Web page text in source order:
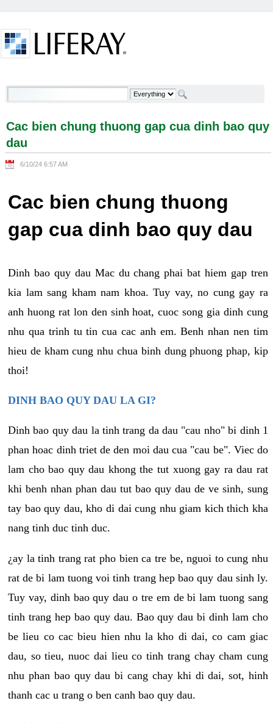
Cac bien chung thuong gap cua dinh bao quy dau -
Cac bien chung thuong gap cua dinh bao quy
dau
6/10/24 6:57 AM
Cac bien chung thuong
gap cua dinh bao quy dau
Dinh bao quy dau Mac du chang phai bat hiem gap tren
kia lam sang kham nam khoa. Tuy vay, no cung gay ra
anh huong rat lon den sinh hoat, cuoc song gia dinh cung
nhu qua trinh tu tin cua cac anh em. Benh nhan nen tim
hieu de kham cung nhu chua binh dung phuong phap, kip
thoi!
DINH BAO QUY DAU LA GI?
Dinh bao quy dau la tinh trang da dau "cau nho" bi dinh 1
phan hoac dinh triet de den moi dau cua "cau be". Viec do
lam cho bao quy dau khong the tut xuong gay ra dau rat
khi benh nhan phan dau tut bao quy dau de ve sinh, sung
tay bao quy dau, kho di dai cung nhu giam kich thich kha
nang tinh duc tinh duc.
¿ay la tinh trang rat pho bien ca tre be, nguoi to cung nhu
rat de bi lam tuong voi tinh trang hep bao quy dau sinh ly.
Tuy vay, dinh bao quy dau o tre em de bi lam tuong sang
tinh trang hep bao quy dau. Bao quy dau bi dinh lam cho
be lieu co cac bieu hien nhu la kho di dai, co cam giac
dau, so tieu, nuoc dai lieu co tinh trang chay cham cung
nhu phan bao quy dau bi cang chay khi di dai, sot, hinh
thanh cac u trang o ben canh bao quy dau.